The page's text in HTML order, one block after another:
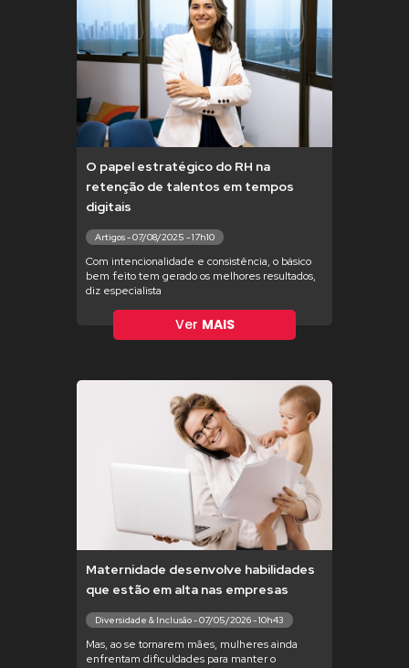
O papel estratégico do RH na
retenção de talentos em tempos
digitais
Artigos - 07/08/2025 - 17h10
Com intencionalidade e consistência, o básico
bem feito tem gerado os melhores resultados,
diz especialista
Ver MAIS
Maternidade desenvolve habilidades
que estão em alta nas empresas
Diversidade & Inclusão - 07/05/2026 - 10h43
Mas, ao se tornarem mães, mulheres ainda
enfrentam dificuldades para manter o